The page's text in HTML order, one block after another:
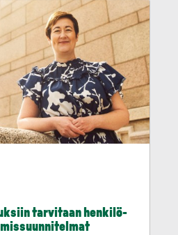
tarvitaan henkilö­